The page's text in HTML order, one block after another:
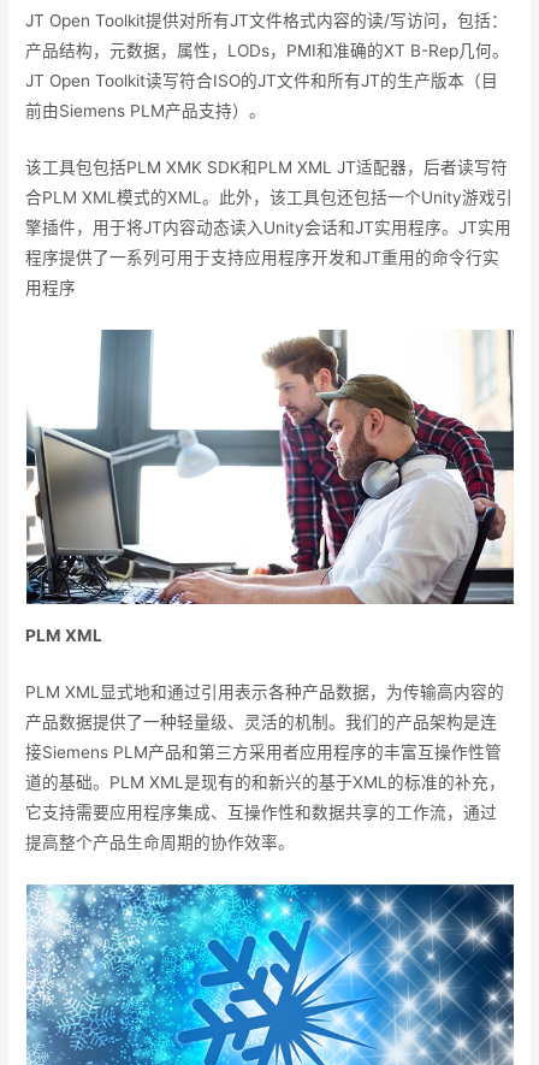
JT Open Toolkit提供对所有JT文件格式内容的读/写访问，包括：
产品结构，元数据，属性，LODs，PMI和准确的XT B-Rep几何。
JT Open Toolkit读写符合ISO的JT文件和所有JT的生产版本（目
前由Siemens PLM产品支持）。
该工具包包括PLM XMK SDK和PLM XML JT适配器，后者读写符
合PLM XML模式的XML。此外，该工具包还包括一个Unity游戏引
擎插件，用于将JT内容动态读入Unity会话和JT实用程序。JT实用
程序提供了一系列可用于支持应用程序开发和JT重用的命令行实
用程序
PLM XML
PLM XML显式地和通过引用表示各种产品数据，为传输高内容的
产品数据提供了一种轻量级、灵活的机制。我们的产品架构是连
接Siemens PLM产品和第三方采用者应用程序的丰富互操作性管
道的基础。PLM XML是现有的和新兴的基于XML的标准的补充，
它支持需要应用程序集成、互操作性和数据共享的工作流，通过
提高整个产品生命周期的协作效率。